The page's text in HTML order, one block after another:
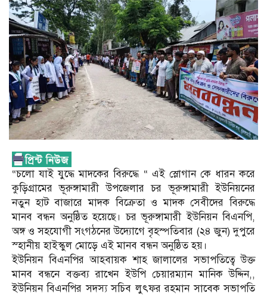
“চলো যাই যুদ্ধে মাদকের বিরুদ্ধে “ এই স্লোগান কে ধারন করে
কুড়িগ্রামের ভূরুঙ্গামারী উপজেলার চর ভূরুঙ্গামারী ইউনিয়নের
নতুন হাট বাজারে মাদক বিক্রেতা ও মাদক সেবীদের বিরুদ্ধে
মানব বন্ধন অনুষ্ঠিত হয়েছে। চর ভূরুঙ্গামারী ইউনিয়ন বিএনপি,
অঙ্গ ও সহযোগী সংগঠনের উদ্যোগে বৃহস্পতিবার (২৪ জুন) দুপুরে
স্হানীয় হাইস্কুল মোড়ে এই মানব বন্ধন অনুষ্ঠিত হয়।
ইউনিয়ন বিএনপির আহবায়ক শাহ জালালের সভাপতিত্বে উক্ত
মানব বন্ধনে বক্তব্য রাখেন ইউপি চেয়ারম্যান মানিক উদ্দিন,,
ইউনিয়ন বিএনপির সদস্য সচিব লুৎফর রহমান সাবেক সভাপতি